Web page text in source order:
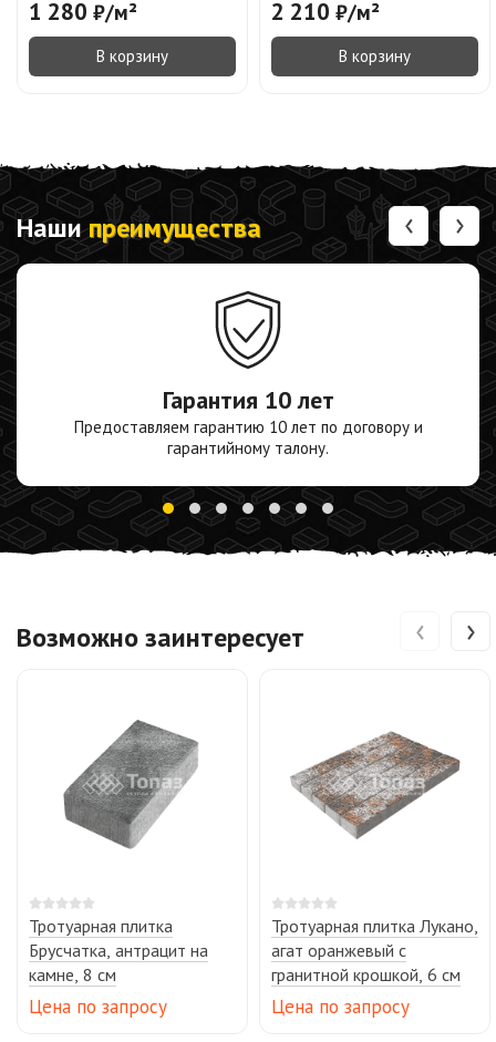
1 280 ₽/м²
В корзину
2 210 ₽/м²
В корзину
Нашипреимущества
Гарантия 10 лет
Предоставляем гарантию 10 лет по договору и
гарантийному талону.
‹ ›
Возможно заинтересует
Тротуарная плитка
Брусчатка, антрацит на
камне, 8 см
Цена по запросу
Тротуарная плитка Лукано,
агат оранжевый с
гранитной крошкой, 6 см
Цена по запросу
‹ ›